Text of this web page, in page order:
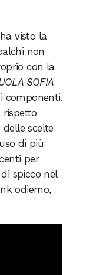
visto la
non
con la
SOFIA
componenti.
rispetto
delle scelte
di più
per
spicco nel
odierno,